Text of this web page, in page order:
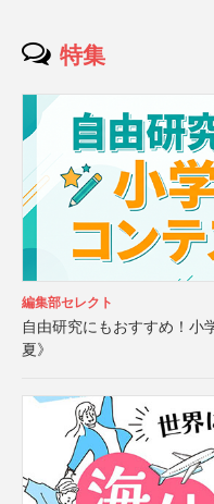
特集
編集部セレクト
自由研究にもおすすめ！小
夏》